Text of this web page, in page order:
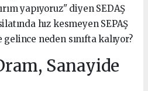
yapıyoruz" diyen SEDAŞ
hız kesmeyen SEPAŞ
neden sınıfta kalıyor?
Sanayide